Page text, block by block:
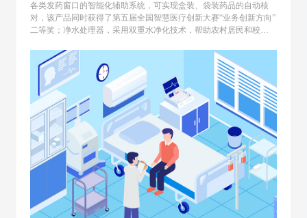
各类发药窗口的智能化辅助系统，可实现盒装、袋装药品的自动核
对，该产品同时获得了第五届全国智慧医疗创新大赛“业务创新方向”
二等奖；净水处理器，采用双重水净化技术，帮助农村居民和校园